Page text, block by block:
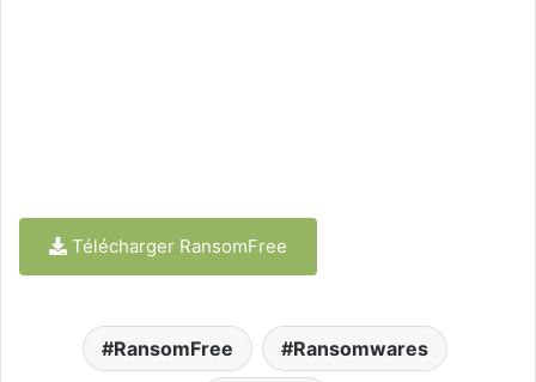
Télécharger RansomFree
RansomFree Ransomwares